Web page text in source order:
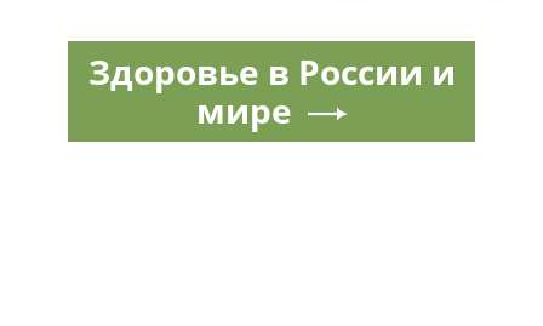
России
Здоровье в России и
мире